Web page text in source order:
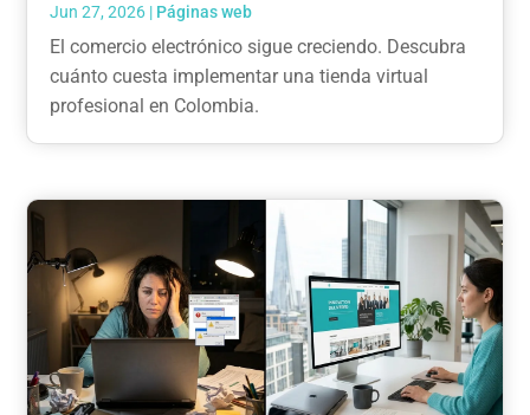
Jun 27, 2026 | Páginas web
El comercio electrónico sigue creciendo. Descubra
cuánto cuesta implementar una tienda virtual
profesional en Colombia.